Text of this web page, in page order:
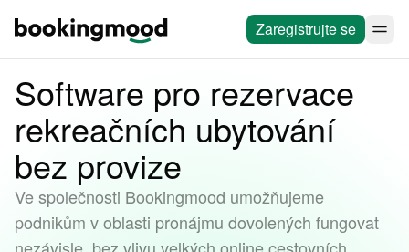
Zaregistrujte se
Software pro rezervace
rekreačních ubytování
bez provize
Ve společnosti Bookingmood umožňujeme
podnikům v oblasti pronájmu dovolených fungovat